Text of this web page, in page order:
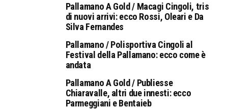
Pallamano A Gold / Macagi Cingoli, tris
di nuovi arrivi: ecco Rossi, Oleari e Da
Silva Fernandes
Pallamano / Polisportiva Cingoli al
Festival della Pallamano: ecco come è
andata
Pallamano A Gold / Publiesse
Chiaravalle, altri due innesti: ecco
Parmeggiani e Bentaieb